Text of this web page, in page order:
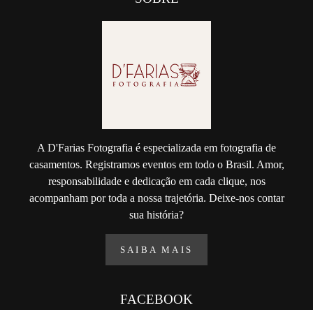
A D'Farias Fotografia é especializada em fotografia de
casamentos. Registramos eventos em todo o Brasil. Amor,
responsabilidade e dedicação em cada clique, nos
acompanham por toda a nossa trajetória. Deixe-nos contar
sua história?
SAIBA MAIS
FACEBOOK